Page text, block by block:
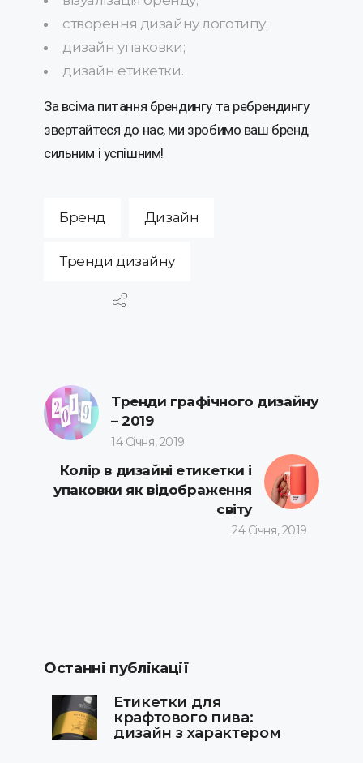
створення дизайну логотипу;
дизайн упаковки;
дизайн етикетки.
За всіма питання брендингу та ребрендингу
звертайтеся до нас, ми зробимо ваш бренд
сильним і успішним!
Бренд Дизайн
Тренди дизайну
Тренди графічного дизайну
– 2019
14 Січня, 2019
Колір в дизайні етикетки і
упаковки як відображення
світу
24 Січня, 2019
Останні публікації
Етикетки для
крафтового пива:
дизайн з характером